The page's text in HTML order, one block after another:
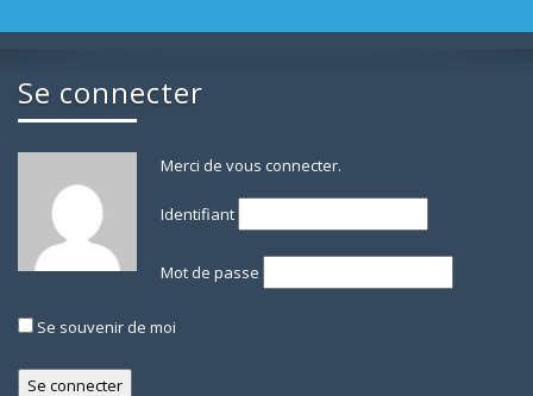
Se connecter
Merci de vous connecter.
Identifiant
Mot de passe
Se souvenir de moi